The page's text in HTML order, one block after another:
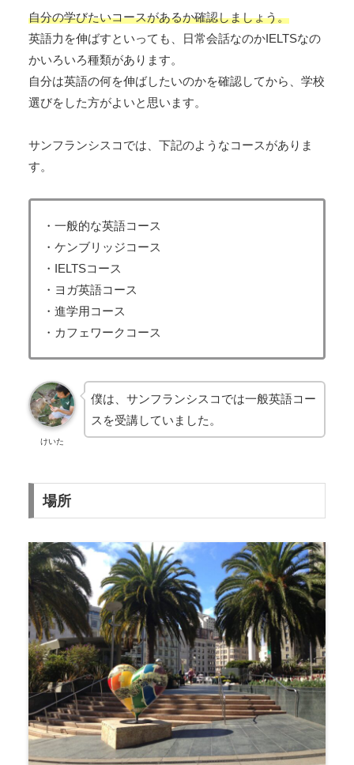
自分の学びたいコースがあるか確認しましょう。
英語力を伸ばすといっても、日常会話なのかIELTSなの
かいろいろ種類があります。
自分は英語の何を伸ばしたいのかを確認してから、学校
選びをした方がよいと思います。
サンフランシスコでは、下記のようなコースがありま
す。
・一般的な英語コース
・ケンブリッジコース
・IELTSコース
・ヨガ英語コース
・進学用コース
・カフェワークコース
けいた
僕は、サンフランシスコでは一般英語コー
スを受講していました。
場所